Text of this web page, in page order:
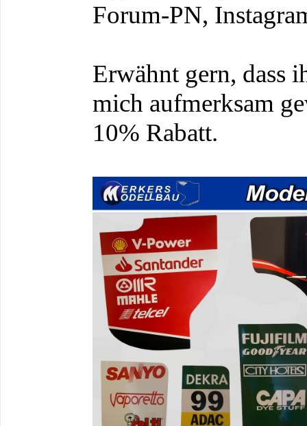
Forum-PN,
Erwähnt gern, dass
mich aufmerksam
10% Rabatt.